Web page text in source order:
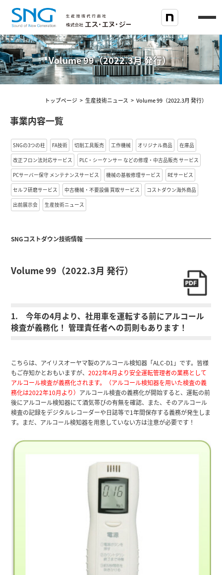
Volume 99（2022.3月 発行）
トップページ > 生産技術ニュース > Volume 99（2022.3月 発行）
事業内容一覧
SNGの3つの柱 FA技術 切削工具販売 工作機械 オリジナル商品 在庫品
改正フロン法対応サービス PLC・シーケンサー などの修理・中古品販売 サービス
PCサーバー保守 メンテナンスサービス 機械の基板修理サービス REサービス
セルフ研磨サービス 中古機械・不要設備 買取サービス コストダウン海外商品
出前展示会 生産技術ニュース
SNGコストダウン技術情報
Volume 99（2022.3月 発行）
1. 今年の4月より、社用車を運転する前にアルコール
検査が義務化！ 管理責任者への罰則もあります！
こちらは、アイリスオーヤマ製のアルコール検知器「ALC-D1」です。皆様
もご存知かとおもいますが、2022年4月より安全運転管理者の業務として
アルコール検査が義務化されます。（アルコール検知器を用いた検査の義
務化は2022年10月より） アルコール検査の義務化が開始すると、運転の前
後にアルコール検知器にて酒気帯びの有無を確認、また、そのアルコール
検査の記録をデジタルレコーダーや日誌等で1年間保存する義務が発生しま
す。まだ、アルコール検知器を用意していない方は注意が必要です！